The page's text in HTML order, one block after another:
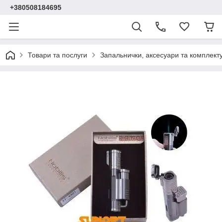
+380508184695
Товари та послуги Запальнички, аксесуари та